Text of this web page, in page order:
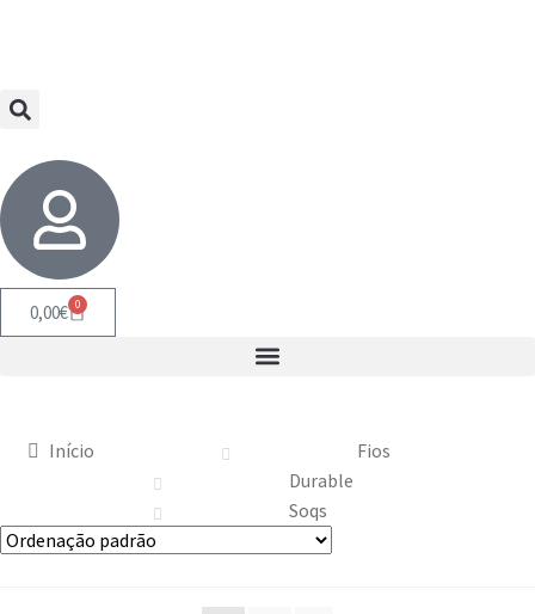
0,00€ 0
Início
Fios
Durable
Soqs